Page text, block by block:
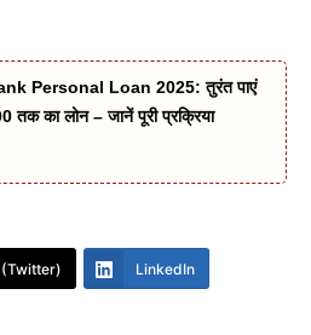
Personal Loan 2025: तुरंत पाएं
तक का लोन – जानें पूरी प्रक्रिया
LinkedIn